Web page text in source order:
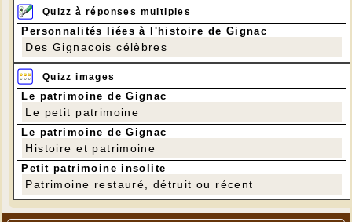
Quizz à réponses multiples
Personnalités liées à l'histoire de Gignac
Des Gignacois célèbres
Quizz images
Le patrimoine de Gignac
Le petit patrimoine
Le patrimoine de Gignac
Histoire et patrimoine
Petit patrimoine insolite
Patrimoine restauré, détruit ou récent